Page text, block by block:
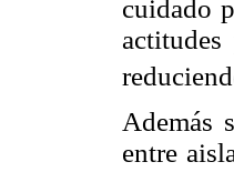
cuidado
Además
entre